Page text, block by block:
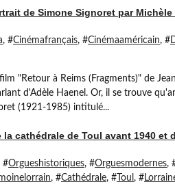
de Simone Signoret par
, #Cinémafrançais, #Cinémaaméricain, #
"Retour à Reims (Fragments)" de
d'Adèle Haenel. Or, il se trouve
(1921-1985) intitulé...
la cathédrale de Toul avant 1940 et
#Orgueshistoriques, #Orguesmodernes,
, #Cathédrale, # Toul , #